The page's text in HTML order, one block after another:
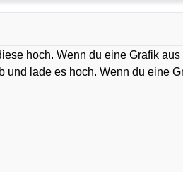
hoch. Wenn du eine Grafik
lade es hoch. Wenn du eine